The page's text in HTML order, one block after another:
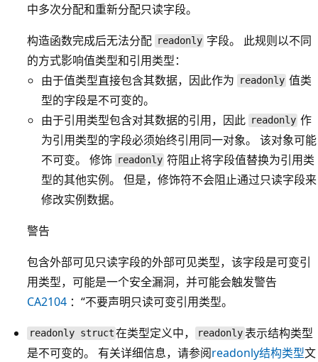
中多次分配和重新分配只读字段。
构造函数完成后无法分配 readonly 字段。 此规则以不同
的方式影响值类型和引用类型：
由于值类型直接包含其数据，因此作为
readonly 值类
型的字段是不可变的。
由于引用类型包含对其数据的引用，因此 readonly 作
为引用类型的字段必须始终引用同一对象。 该对象可能
不可变。 修饰 readonly 符阻止将字段值替换为引用类
型的其他实例。 但是，修饰符不会阻止通过只读字段来
修改实例数据。
警告
包含外部可见只读字段的外部可见类型，该字段是可变引
用类型，可能是一个安全漏洞，并可能会触发警告
CA2104 ：“不要声明只读可变引用类型。
readonly struct 在类型定义中， readonly表示结构类型
是不可变的。 有关详细信息，请参阅readonly结构类型文